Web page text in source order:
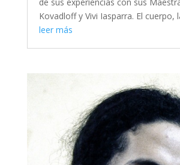
Kovadloff y Vivi Iasparra. El cuerpo,
leer más